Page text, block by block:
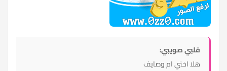
قلبي صويبي:
هلا اختي ام وصايف